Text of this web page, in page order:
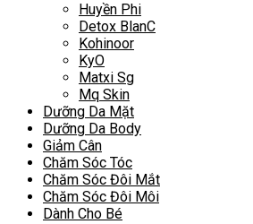
Huyền Phi
Detox BlanC
Kohinoor
KyO
Matxi Sg
Mq Skin
Dưỡng Da Mặt
Dưỡng Da Body
Giảm Cân
Chăm Sóc Tóc
Chăm Sóc Đôi Mắt
Chăm Sóc Đôi Môi
Dành Cho Bé